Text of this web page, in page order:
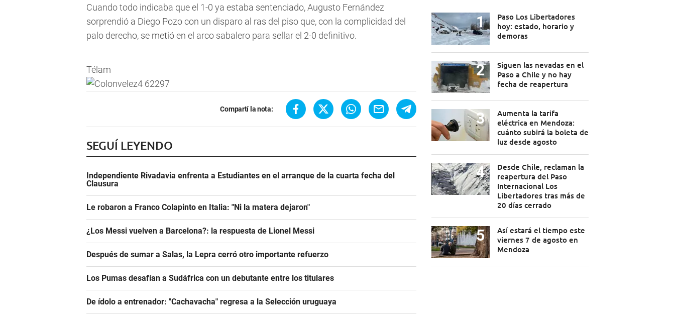
Cuando todo indicaba que el 1-0 ya estaba sentenciado, Augusto Fernández
sorprendió a Diego Pozo con un disparo al ras del piso que, con la complicidad del
palo derecho, se metió en el arco sabalero para sellar el 2-0 definitivo.
Télam
Compartí la nota:
SEGUÍ LEYENDO
Independiente Rivadavia enfrenta a Estudiantes en el arranque de la cuarta fecha del
Clausura
Le robaron a Franco Colapinto en Italia: "Ni la matera dejaron"
¿Los Messi vuelven a Barcelona?: la respuesta de Lionel Messi
Después de sumar a Salas, la Lepra cerró otro importante refuerzo
Los Pumas desafían a Sudáfrica con un debutante entre los titulares
De ídolo a entrenador: "Cachavacha" regresa a la Selección uruguaya
Paso Los Libertadores
hoy: estado, horario y
demoras
Siguen las nevadas en el
Paso a Chile y no hay
fecha de reapertura
Aumenta la tarifa
eléctrica en Mendoza:
cuánto subirá la boleta de
luz desde agosto
Desde Chile, reclaman la
reapertura del Paso
Internacional Los
Libertadores tras más de
20 días cerrado
Así estará el tiempo este
viernes 7 de agosto en
Mendoza